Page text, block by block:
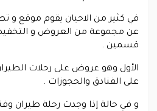
في كثير من الاحيان يقوم موقع و
عن مجموعة من العروض و
قسمين .
الأول وهو عروض على رحلات
على الفنادق والحجوزات .
و في حالة إذا وجدت رحلة طيران